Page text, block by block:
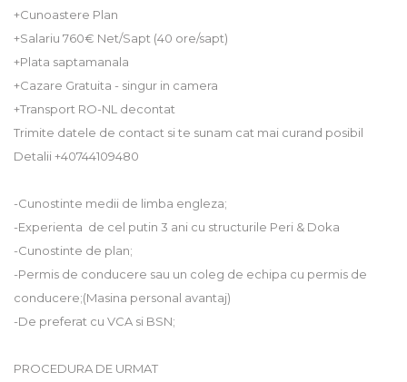
+Cunoastere Plan
+Salariu 760€ Net/Sapt (40 ore/sapt)
+Plata saptamanala
+Cazare Gratuita - singur in camera
+Transport RO-NL decontat
Trimite datele de contact si te sunam cat mai curand posibil
Detalii +40744109480
-Cunostinte medii de limba engleza;
-Experienta de cel putin 3 ani cu structurile Peri & Doka
-Cunostinte de plan;
-Permis de conducere sau un coleg de echipa cu permis de
conducere;(Masina personal avantaj)
-De preferat cu VCA si BSN;
PROCEDURA DE URMAT